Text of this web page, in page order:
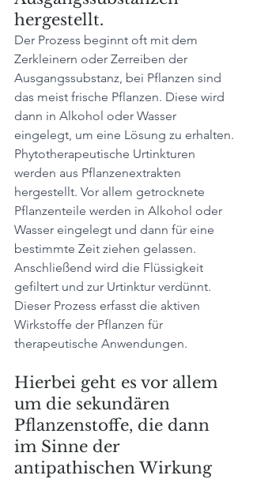
hergestellt.
Der Prozess beginnt oft mit dem
Zerkleinern oder Zerreiben der
Ausgangssubstanz, bei Pflanzen sind
das meist frische Pflanzen. Diese wird
dann in Alkohol oder Wasser
eingelegt, um eine Lösung zu erhalten.
Phytotherapeutische Urtinkturen
werden aus Pflanzenextrakten
hergestellt. Vor allem getrocknete
Pflanzenteile werden in Alkohol oder
Wasser eingelegt und dann für eine
bestimmte Zeit ziehen gelassen.
Anschließend wird die Flüssigkeit
gefiltert und zur Urtinktur verdünnt.
Dieser Prozess erfasst die aktiven
Wirkstoffe der Pflanzen für
therapeutische Anwendungen.
Hierbei geht es vor allem
um die sekundären
Pflanzenstoffe, die dann
im Sinne der
antipathischen Wirkung